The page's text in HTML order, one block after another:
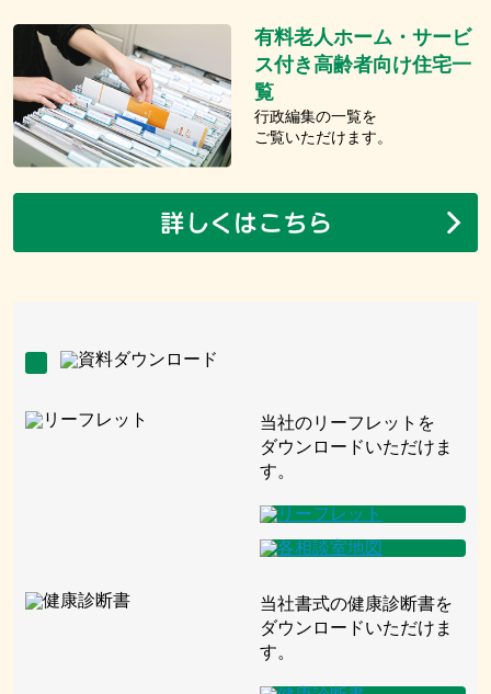
有料老人ホーム・サービ
ス付き高齢者向け住宅一
覧
行政編集の一覧を
ご覧いただけます。
当社のリーフレットを
ダウンロードいただけま
す。
当社書式の健康診断書を
ダウンロードいただけま
す。